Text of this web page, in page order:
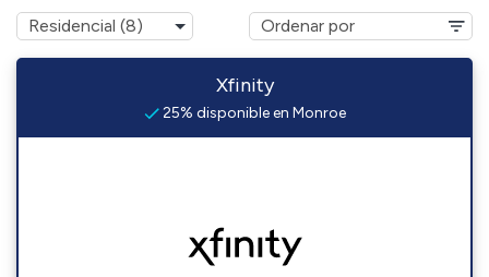
Xfinity
25% disponible en Monroe